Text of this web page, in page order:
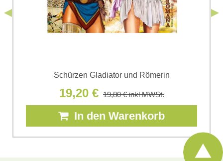
Schürzen Gladiator und Römerin
19,20 € 19,80 €inkl MWSt.
In den Warenkorb